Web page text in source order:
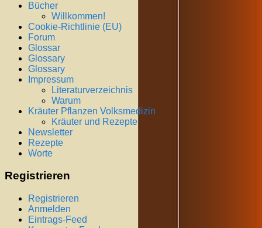
Bücher
Willkommen!
Cookie-Richtlinie (EU)
Forum
Glossar
Glossary
Glossary
Impressum
Literaturverzeichnis
Warum
Kräuter Pflanzen Volksmedizin
Kräuter und Rezepte
Newsletter
Rezepte
Worte
Registrieren
Registrieren
Anmelden
Eintrags-Feed